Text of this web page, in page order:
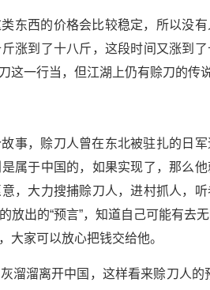
东西的价格会比较稳定，所以没
涨到了十八斤，这段时间又涨到
这一行当，但江湖上仍有赊刀的传说
事，赊刀人曾在东北被驻扎的日
属于中国的，如果实现了，那么他
，大力搜捕赊刀人，进村抓人，
放出的“预言”，知道自己可能有去
大家可以放心把钱交给他。
溜溜离开中国，这样看来赊刀人的